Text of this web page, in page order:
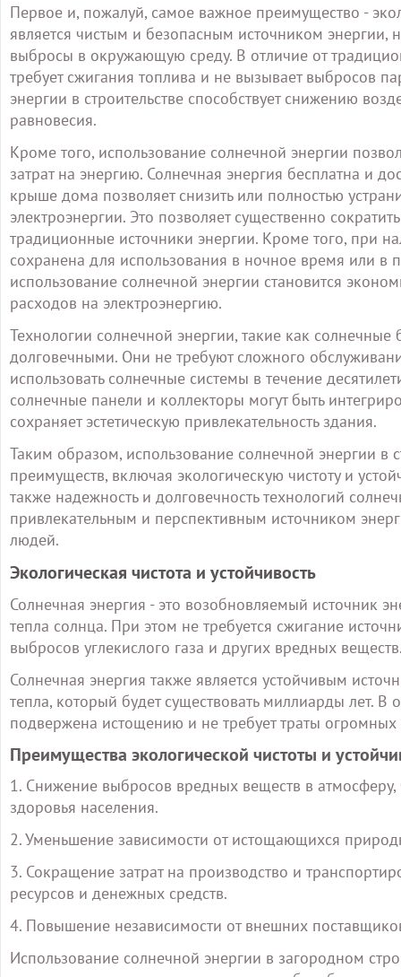
Первое и, пожалуй, самое важное преимущество -
является чистым и безопасным источником энергии,
выбросы в окружающую среду. В отличие от
требует сжигания топлива и не вызывает выбросов
энергии в строительстве способствует снижению
равновесия.
Кроме того, использование солнечной энергии
затрат на энергию. Солнечная энергия бесплатна и
крыше дома позволяет снизить или полностью
электроэнергии. Это позволяет существенно
традиционные источники энергии. Кроме того, при
сохранена для использования в ночное время или в
использование солнечной энергии становится
расходов на электроэнергию.
Технологии солнечной энергии, такие как
долговечными. Они не требуют сложного
использовать солнечные системы в течение
солнечные панели и коллекторы могут быть
сохраняет эстетическую привлекательность здания.
Таким образом, использование солнечной энергии в
преимуществ, включая экологическую чистоту и
также надежность и долговечность технологий
привлекательным и перспективным источником
людей.
Экологическая чистота и устойчивость
Солнечная энергия - это возобновляемый источник
тепла солнца. При этом не требуется сжигание
выбросов углекислого газа и других вредных
Солнечная энергия также является устойчивым
тепла, который будет существовать миллиарды лет. В
подвержена истощению и не требует траты
Преимущества экологической чистоты и
1. Снижение выбросов вредных веществ в атмосферу,
здоровья населения.
2. Уменьшение зависимости от истощающихся
3. Сокращение затрат на производство и
ресурсов и денежных средств.
4. Повышение независимости от внешних
Использование солнечной энергии в загородном